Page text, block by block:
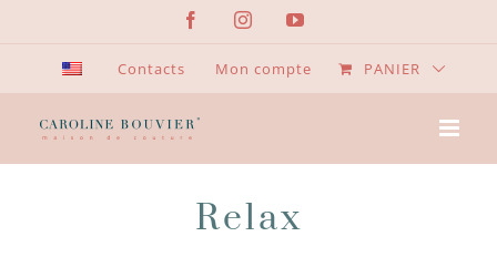
contenu
FacebookInstagramYouTube
Contacts Mon compte PANIER
Relax